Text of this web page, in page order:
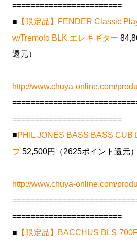
========================
■ 【限定品】FENDER Classic
w/Tremolo BLK エレキギター
還元）
http://www.chuya-online.com/
========================
■PHIL JONES BASS BASS CUB
プ52,500円（2625ポイント還元）
http://www.chuya-online.com/
========================
■ 【限定品】BACCHUS BLS-